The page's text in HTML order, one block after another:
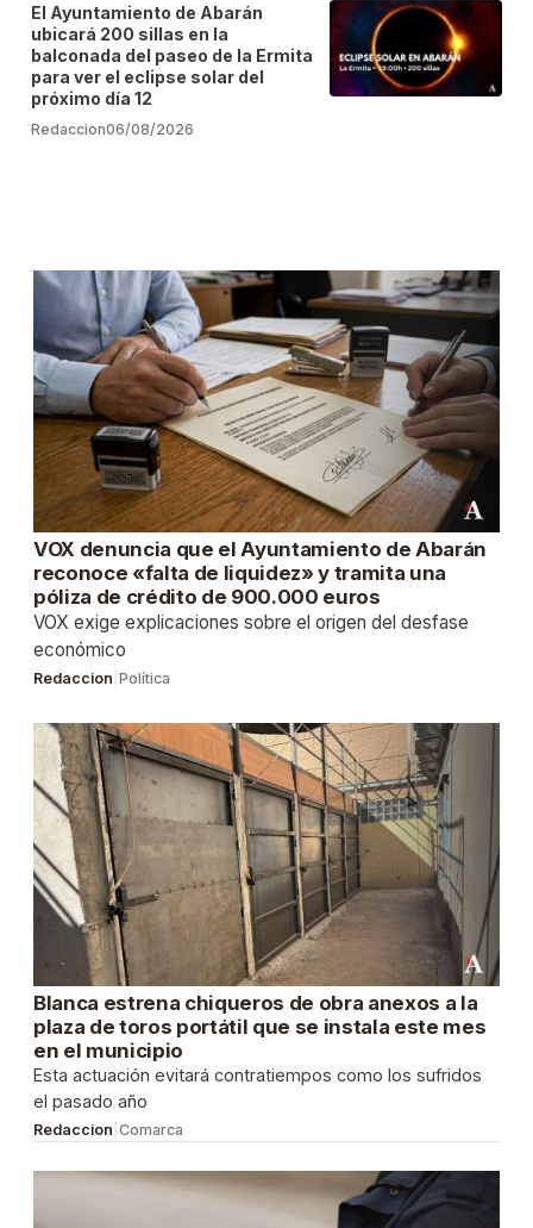
El Ayuntamiento de Abarán
ubicará 200 sillas en la
balconada del paseo de la Ermita
para ver el eclipse solar del
próximo día 12
Redaccion06/08/2026
VOX denuncia que el Ayuntamiento de Abarán
reconoce «falta de liquidez» y tramita una
póliza de crédito de 900.000 euros
VOX exige explicaciones sobre el origen del desfase
económico
Redaccion Política
Blanca estrena chiqueros de obra anexos a la
plaza de toros portátil que se instala este mes
en el municipio
Esta actuación evitará contratiempos como los sufridos
el pasado año
Redaccion Comarca